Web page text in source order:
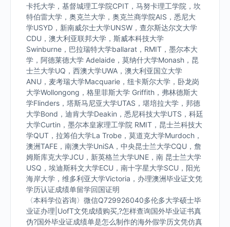
卡托大学，基督城理工学院CPIT，马努卡理工学院，坎
特伯雷大学，奥克兰大学，奥克兰商学院AIS，悉尼大
学USYD，新南威尔士大学UNSW，查尔斯达尔文大学
CDU，澳大利亚联邦大学，斯威本科技大学
Swinburne，巴拉瑞特大学ballarat，RMIT，墨尔本大
学，阿德莱德大学 Adelaide，莫纳什大学Monash，昆
士兰大学UQ，西澳大学UWA，澳大利亚国立大学
ANU，麦考瑞大学Macquarie，纽卡斯尔大学，卧龙岗
大学Wollongong，格里菲斯大学 Griffith，弗林德斯大
学Flinders，塔斯马尼亚大学UTAS，堪培拉大学，邦德
大学Bond，迪肯大学Deakin，悉尼科技大学UTS，科廷
大学Curtin，墨尔本皇家理工学院 RMIT，昆士兰科技大
学QUT，拉筹伯大学La Trobe，莫道克大学Murdoch，
澳洲TAFE，南澳大学UniSA，中央昆士兰大学CQU，詹
姆斯库克大学JCU，新英格兰大学UNE，南 昆士兰大学
USQ，埃迪斯科文大学ECU，南十字星大学SCU，阳光
海岸大学，维多利亚大学Victoria，办理澳洲毕业证文凭
学历认证成绩单留学回国证明
〈本科学位咨询〉微信Q729926040多伦多大学硕士毕
业证办理|UofT文凭成绩购买,?怎样查询国外毕业证书真
伪?国外毕业证成绩单是怎么制作的海外假学历文凭仿真